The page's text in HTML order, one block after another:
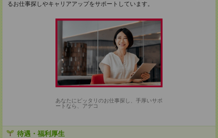
るお仕事探しやキャリアアップをサポートしています。
あなたにピッタリのお仕事探し、手厚いサポ
ートなら、アデコ
待遇・福利厚生